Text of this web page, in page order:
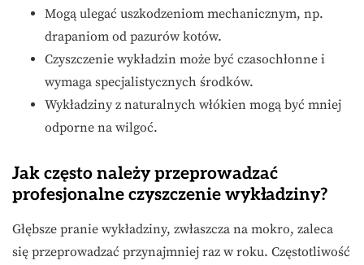
Mogą ulegać uszkodzeniom mechanicznym, np.
drapaniom od pazurów kotów.
Czyszczenie wykładzin może być czasochłonne i
wymaga specjalistycznych środków.
Wykładziny z naturalnych włókien mogą być mniej
odporne na wilgoć.
Jak często należy przeprowadzać
profesjonalne czyszczenie wykładziny?
Głębsze pranie wykładziny, zwłaszcza na mokro, zaleca
się przeprowadzać przynajmniej raz w roku. Częstotliwość